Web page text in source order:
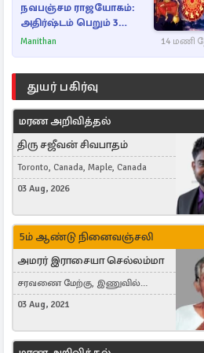
நவபஞ்சம ராஜயோகம்:
அதிர்ஷ்டம் பெறும் 3
ராசிகள்!
Manithan 14 மணி
துயர் பகிர்வு
மரண அறிவித்தல்
திரு சஜீவன் சிவபாதம்
Toronto, Canada, Maple, Canada
03 Aug, 2026
5ம் ஆண்டு நினைவஞ்சலி
அமரர் இராசையா செல்லம்மா
சரவணை மேற்கு, இணுவில்
கிழக்கு
03 Aug, 2021